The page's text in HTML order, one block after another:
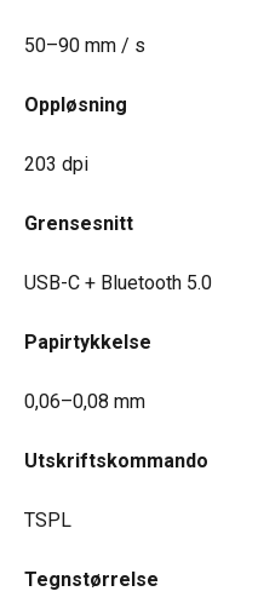
50–90 mm / s
Oppløsning
203 dpi
Grensesnitt
USB-C + Bluetooth 5.0
Papirtykkelse
0,06–0,08 mm
Utskriftskommando
TSPL
Tegnstørrelse